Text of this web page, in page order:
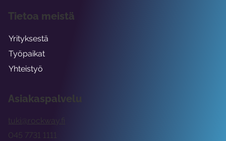
Asiakaspalvelu
tuki@rockway.fi
045 7731 1111
Tietoa meistä
Yrityksestä
Työpaikat
Yhteistyö